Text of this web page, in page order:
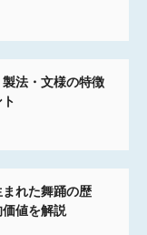
法・文様の特徴
れた舞踊の歴
値を解説